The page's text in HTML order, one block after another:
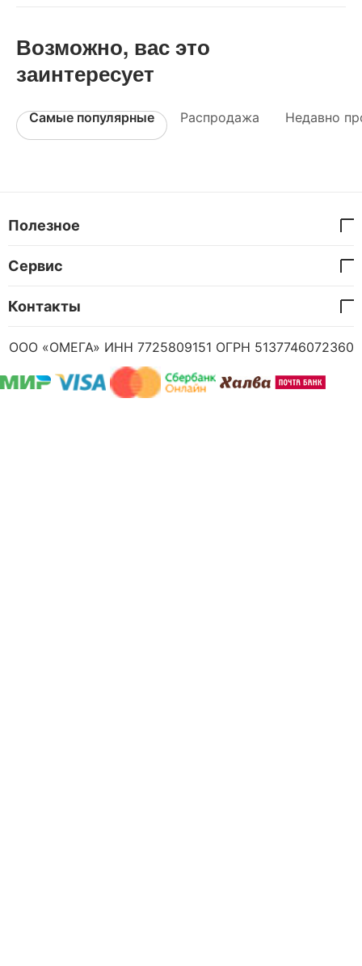
Возможно, вас это
заинтересует
Самые популярные Распродажа Недавно
Полезное
Сервис
Контакты
ООО «ОМЕГА» ИНН 7725809151 ОГРН 5137746072360